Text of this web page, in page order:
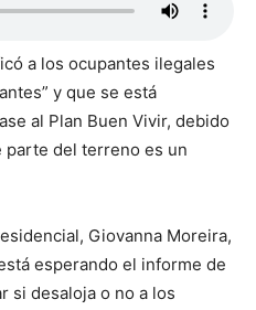
a los ocupantes ilegales
y que se está
al Plan Buen Vivir, debido
parte del terreno es un
Giovanna Moreira,
esperando el informe de
si desaloja o no a los